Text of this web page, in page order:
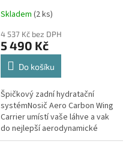
Skladem (2 ks)
4 537 Kč bez DPH
5 490 Kč
Do košíku
Špičkový zadní hydratační
systémNosič Aero Carbon Wing
Carrier umístí vaše láhve a vak
do nejlepší aerodynamické
polohy za sportovce, kde se